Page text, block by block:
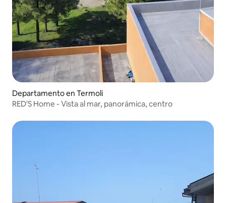
Departamento en Termoli
RED'S Home - Vista al mar, panorámica, centro